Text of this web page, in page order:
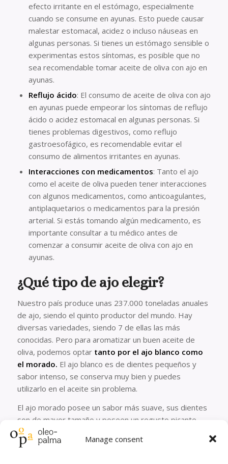
Manage consent
efecto irritante en el estómago, especialmente
cuando se consume en ayunas. Esto puede causar
malestar estomacal, acidez o incluso náuseas en
algunas personas. Si tienes un estómago sensible o
experimentas estos síntomas, es posible que no
sea recomendable tomar aceite de oliva con ajo en
ayunas.
Reflujo ácido: El consumo de aceite de oliva con ajo
en ayunas puede empeorar los síntomas de reflujo
ácido o acidez estomacal en algunas personas. Si
tienes problemas digestivos, como reflujo
gastroesofágico, es recomendable evitar el
consumo de alimentos irritantes en ayunas.
Interacciones con medicamentos: Tanto el ajo
como el aceite de oliva pueden tener interacciones
con algunos medicamentos, como anticoagulantes,
antiplaquetarios o medicamentos para la presión
arterial. Si estás tomando algún medicamento, es
importante consultar a tu médico antes de
comenzar a consumir aceite de oliva con ajo en
ayunas.
¿Qué tipo de ajo elegir?
Nuestro país produce unas 237.000 toneladas anuales
de ajo, siendo el quinto productor del mundo. Hay
diversas variedades, siendo 7 de ellas las más
conocidas. Pero para aromatizar un buen aceite de
oliva, podemos optar tanto por el ajo blanco como
el morado. El ajo blanco es de dientes pequeños y
sabor intenso, se conserva muy bien y puedes
utilizarlo en el aceite sin problema.
El ajo morado posee un sabor más suave, sus dientes
son de mayor tamaño y poseen un regusto picante.
Son menos duraderos que los blancos, pero dentro de
una botella de aceite pueden estar todo el tiempo que